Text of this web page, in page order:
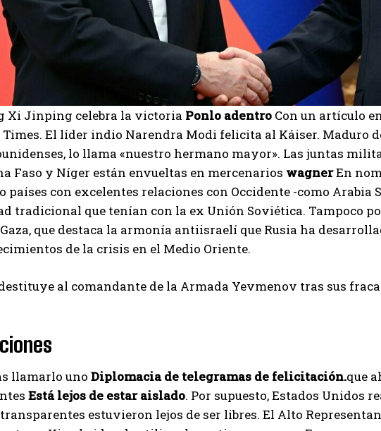
Xi Jinping celebra la victoria Ponlo adentro Con un artículo
Times. El líder indio Narendra Modi felicita al Káiser. Maduro
lo llama «nuestro hermano mayor». Las juntas
Faso y Níger están envueltas en mercenarios wagnerEn
países con excelentes relaciones con Occidente -como
tradicional que tenían con la ex Unión Soviética. Tampoco
que destaca la armonía antiisraelí que Rusia ha
de la crisis en el Medio Oriente.
al comandante de la Armada Yevmenov tras sus
llamarlo uno Diplomacia de telegramas de felicitación.que
Está lejos de estar aislado. Por supuesto, Estados Unidos
estuvieron lejos de ser libres. El Alto